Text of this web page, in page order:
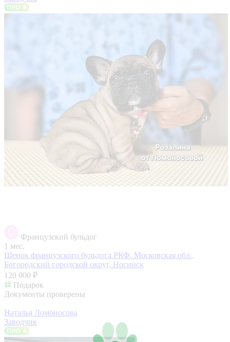
Французский бульдог
1 мес.
Щенок французского бульдога РКФ. Московская обл.,
Богородский городской округ, Ногинск
120 000 ₽
Подарок
Документы проверены
Наталья Ломоносова
Заводчик